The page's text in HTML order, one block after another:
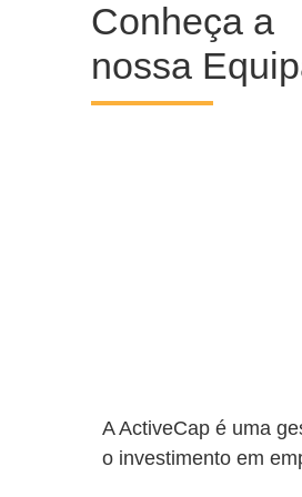
Conheça a
nossa
A ActiveCap é uma
o investimento em